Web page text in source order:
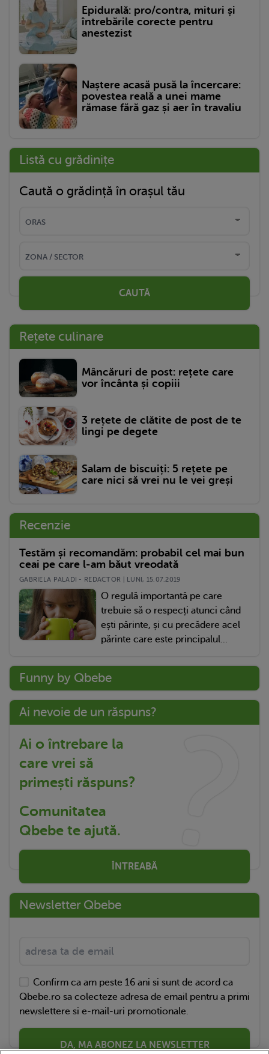
Epidurală: pro/contra, mituri și
întrebările corecte pentru
anestezist
Naștere acasă pusă la încercare:
povestea reală a unei mame
rămase fără gaz și aer în travaliu
Listă cu grădinițe
Caută o grădință în orașul tău
CAUTĂ
Rețete culinare
Mâncăruri de post: rețete care
vor încânta și copiii
3 rețete de clătite de post de te
lingi pe degete
Salam de biscuiți: 5 rețete pe
care nici să vrei nu le vei greși
Recenzie
Testăm și recomandăm: probabil cel mai bun
ceai pe care l-am băut vreodată
GABRIELA PALADI - REDACTOR | LUNI, 15.07.2019
O regulă importantă pe care
trebuie să o respecți atunci când
ești părinte, și cu precădere acel
părinte care este principalul...
Funny by Qbebe
Ai nevoie de un răspuns?
Ai o întrebare la
care vrei să
primești răspuns?
Comunitatea
Qbebe te ajută.
ÎNTREABĂ
Newsletter Qbebe
Confirm ca am peste 16 ani si sunt de acord ca
Qbebe.ro sa colecteze adresa de email pentru a primi
newslettere si e-mail-uri promotionale.
DA, MA ABONEZ LA NEWSLETTER